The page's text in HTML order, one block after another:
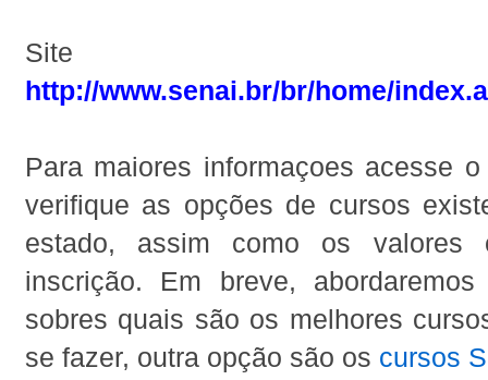
Site
http://www.senai.br/br/home/
Para maiores informaçoes acesse
verifique as opções de cursos
estado, assim como os valores
inscrição. Em breve,
sobres quais são os melhores
se fazer, outra opção são os cursos